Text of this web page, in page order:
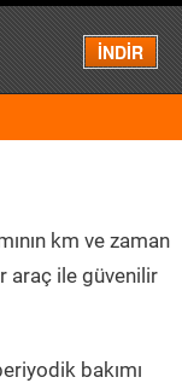
İNDİR
Menü
km ve zaman
araç ile güvenilir
bakımı